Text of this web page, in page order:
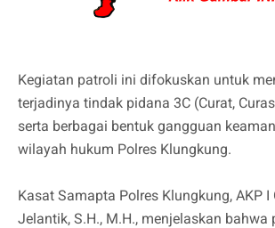
Kegiatan patroli ini difokuskan untuk
terjadinya tindak pidana 3C (Curat,
serta berbagai bentuk gangguan
wilayah hukum Polres Klungkung.
Kasat Samapta Polres Klungkung, AKP I
Jelantik, S.H., M.H., menjelaskan